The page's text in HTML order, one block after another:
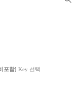
포함] Key 선택